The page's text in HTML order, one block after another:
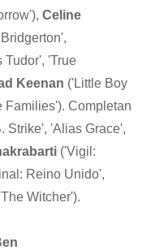
Celine
Tudor', 'True
Keenan ('Little Boy
Families'). Completan
Strike', 'Alias Grace',
('Vigil:
Reino Unido',
Witcher').